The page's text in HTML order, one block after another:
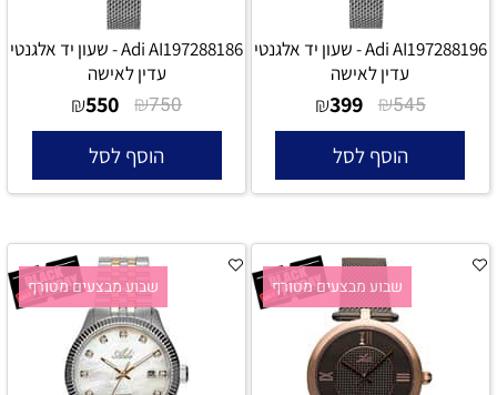
Adi AI197288196 - שעון יד אלגנטי
עדין לאישה
₪545
₪399
הוסף לסל
Adi AI197288186 - שעון יד אלגנטי
עדין לאישה
₪750
₪550
הוסף לסל
שבוע מבצעים מטורף שבוע מבצעים מטורף